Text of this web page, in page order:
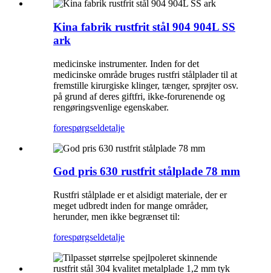
Kina fabrik rustfrit stål 904 904L SS
ark
medicinske instrumenter. Inden for det
medicinske område bruges rustfri stålplader til at
fremstille kirurgiske klinger, tænger, sprøjter osv.
på grund af deres giftfri, ikke-forurenende og
rengøringsvenlige egenskaber.
forespørgseldetalje
God pris 630 rustfrit stålplade 78 mm
Rustfri stålplade er et alsidigt materiale, der er
meget udbredt inden for mange områder,
herunder, men ikke begrænset til:
forespørgseldetalje